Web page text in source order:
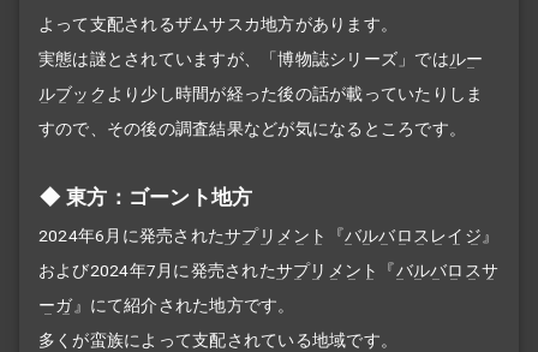
よって支配されるザムサスカ地方があります。
実態は謎とされていますが、「博物誌シリーズ」ではルー
ルブック より少し時間が経った後の話が載っていたりしま
すので、その後の調査結果などが気になるところです。
東方：ゴーント地方
2024年6月に発売されたサプリメント 『バルバロスレイジ 』
および2024年7月に発売されたサプリメント 『バルバロスサ
ーガ』にて紹介された地方です。
多くが蛮族によって支配されている地域です。